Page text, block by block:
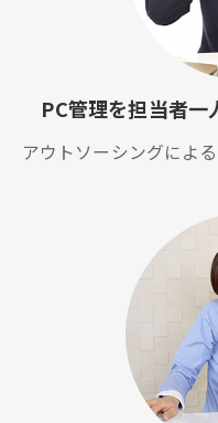
PC管理を担当者一
アウトソーシングによる